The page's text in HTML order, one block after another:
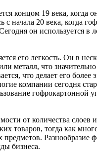
концом 19 века, когда
с начала 20 века, когда
он используется в
его легкость. Он в
металл, что
что делает его
компании сегодня
гофрокартонной
от количества
товаров, тогда как
Разнообразие
бизнеса.